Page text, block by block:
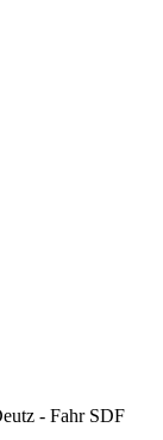
- Fahr SDF